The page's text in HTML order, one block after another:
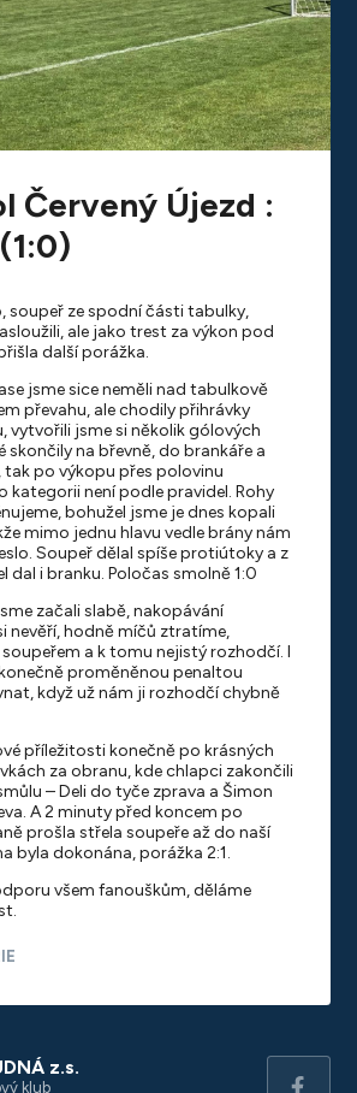
Červený Újezd :
soupeř ze spodní části tabulky,
ale jako trest za výkon pod
další porážka.
jsme sice neměli nad tabulkově
převahu, ale chodily přihrávky
vytvořili jsme si několik gólových
skončily na břevně, do brankáře a
tak po výkopu přes polovinu
kategorii není podle pravidel. Rohy
bohužel jsme je dnes kopali
mimo jednu hlavu vedle brány nám
Soupeř dělal spíše protiútoky a z
dal i branku. Poločas smolně 1:0
začali slabě, nakopávání
nevěří, hodně míčů ztratíme,
a k tomu nejistý rozhodčí. I
proměněnou penaltou
když už nám ji rozhodčí chybně
příležitosti konečně po krásných
za obranu, kde chlapci zakončili
– Deli do tyče zprava a Šimon
A 2 minuty před koncem po
prošla střela soupeře až do naší
byla dokonána, porážka 2:1.
všem fanouškům, děláme
z.s.
klub